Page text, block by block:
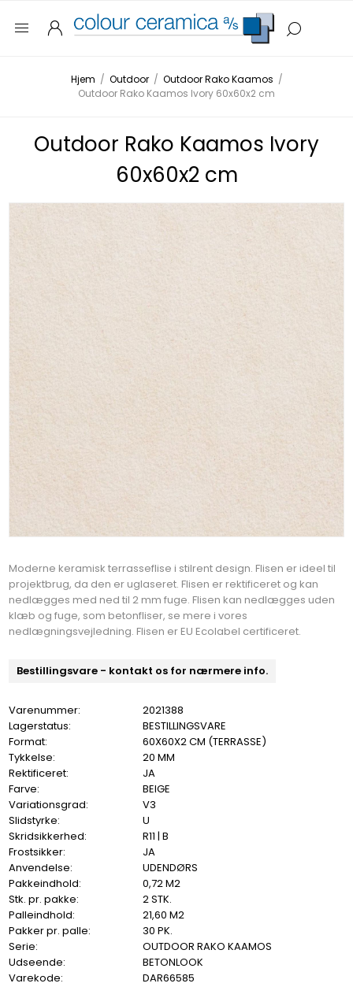
Hjem / Outdoor / Outdoor Rako Kaamos /
Outdoor Rako Kaamos Ivory 60x60x2 cm
Outdoor Rako Kaamos Ivory
60x60x2 cm
Moderne keramisk terrasseflise i stilrent design. Flisen er ideel til
projektbrug, da den er uglaseret. Flisen er rektificeret og kan
nedlægges med ned til 2 mm fuge. Flisen kan nedlægges uden
klæb og fuge, som betonfliser, se mere i vores
nedlægningsvejledning. Flisen er EU Ecolabel certificeret.
Bestillingsvare - kontakt os for nærmere info.
Varenummer:
2021388
Lagerstatus:
BESTILLINGSVARE
Format:
60X60X2 CM (TERRASSE)
Tykkelse:
20 MM
Rektificeret:
JA
Farve:
BEIGE
Variationsgrad:
V3
Slidstyrke:
U
Skridsikkerhed:
R11 | B
Frostsikker:
JA
Anvendelse:
UDENDØRS
Pakkeindhold:
0,72 M2
Stk. pr. pakke:
2 STK.
Palleindhold:
21,60 M2
Pakker pr. palle:
30 PK.
Serie:
OUTDOOR RAKO KAAMOS
Udseende:
BETONLOOK
Varekode:
DAR66585